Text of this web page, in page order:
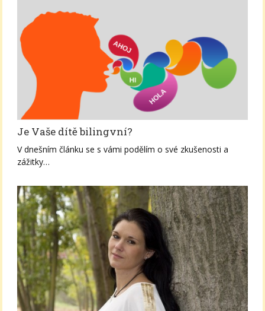
Je Vaše dítě bilingvní?
V dnešním článku se s vámi podělím o své zkušenosti a
zážitky…